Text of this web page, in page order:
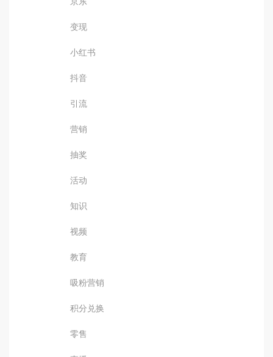
变现
小红书
抖音
引流
营销
抽奖
活动
知识
视频
教育
吸粉营销
积分兑换
零售